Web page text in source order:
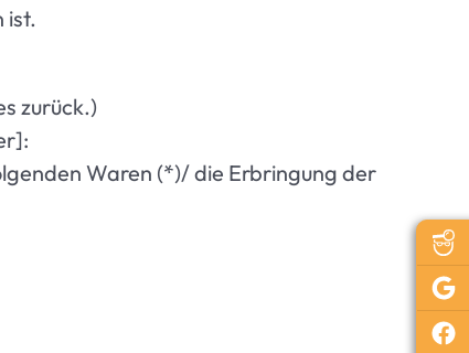
ist.
zurück.)
Waren (*)/ die Erbringung der